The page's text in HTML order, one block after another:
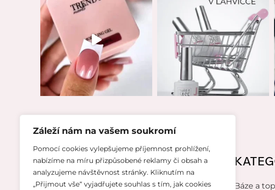
Záleží nám na vašem soukromí
Pomocí cookies vylepšujeme příjemnost prohlížení,
nabízíme na míru přizpůsobené reklamy či obsah a
analyzujeme návštěvnost stránky. Kliknutím na
„Přijmout vše“ vyjadřujete souhlas s tím, jak cookies
INFO
Reklamační řád Báze a